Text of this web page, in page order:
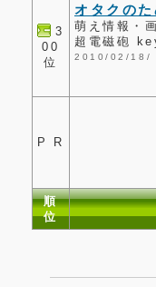
3
00
位
オタクの
萌え情報・
超電磁砲
2010/02/
P R
順
位